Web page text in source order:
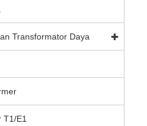
Transformator Daya
T1/E1